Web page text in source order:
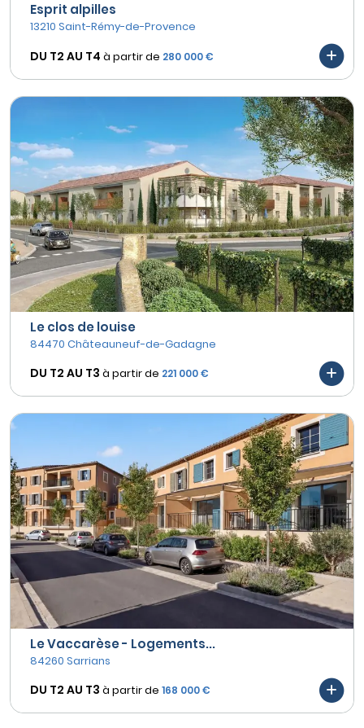
Esprit alpilles
13210 Saint-Rémy-de-Provence
DU T2 AU T4 à partir de 280 000 €
Le clos de louise
84470 Châteauneuf-de-Gadagne
DU T2 AU T3 à partir de 221 000 €
Le Vaccarèse - Logements...
84260 Sarrians
DU T2 AU T3 à partir de 168 000 €